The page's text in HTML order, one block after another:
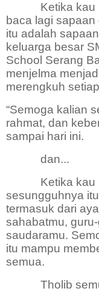
Ketika kau
baca lagi
itu adalah
keluarga besar
School Serang
menjelma
merengkuh
“Semoga kalian
rahmat, dan
sampai hari ini.
dan...
Ketika kau
sesungguhnya
termasuk dari
sahabatmu,
saudaramu.
itu mampu
semua.
Tholib